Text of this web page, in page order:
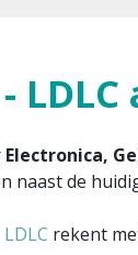
Electronica,
naast de
LDLC rekent